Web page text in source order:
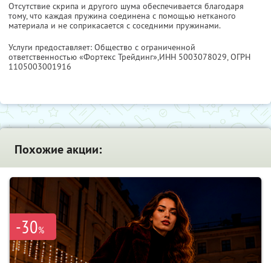
Отсутствие скрипа и другого шума обеспечивается благодаря
тому, что каждая пружина соединена с помощью нетканого
материала и не соприкасается с соседними пружинами.
Услуги предоставляет: Общество с ограниченной
ответственностью «Фортекс Трейдинг»,ИНН 5003078029, ОГРН
1105003001916
Похожие акции:
-30%